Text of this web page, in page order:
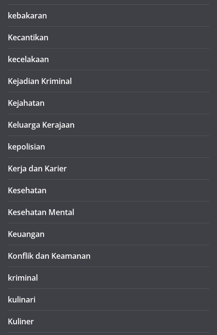
kebakaran
Kecantikan
kecelakaan
Kejadian Kriminal
Kejahatan
Keluarga Kerajaan
kepolisian
Kerja dan Karier
Kesehatan
Kesehatan Mental
Keuangan
Konflik dan Keamanan
kriminal
kulinari
Kuliner